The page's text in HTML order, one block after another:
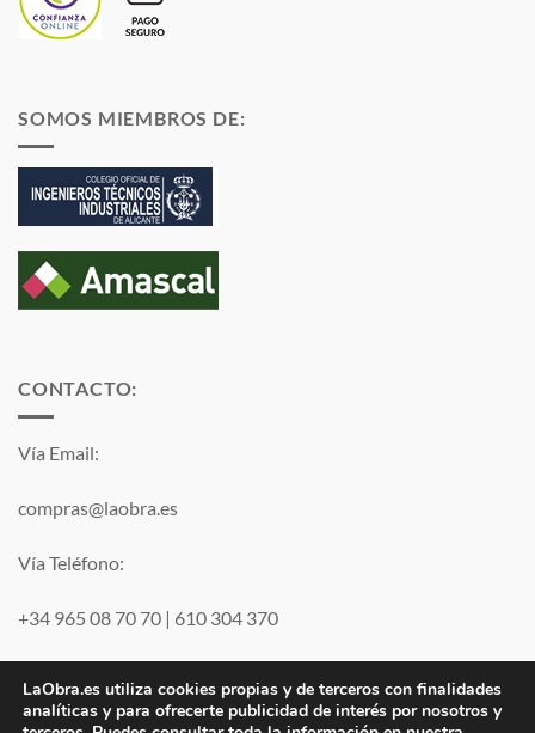
SOMOS MIEMBROS DE:
CONTACTO:
Vía Email:
compras@laobra.es
Vía Teléfono:
+34 965 08 70 70 | 610 304 370
LaObra.es utiliza cookies propias y de terceros con finalidades
analíticas y para ofrecerte publicidad de interés por nosotros y